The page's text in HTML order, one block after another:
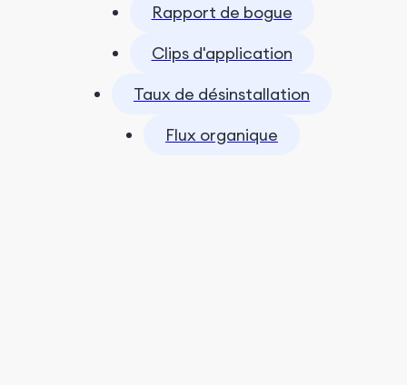
Rapport de bogue
Clips d'application
Taux de désinstallation
Flux organique